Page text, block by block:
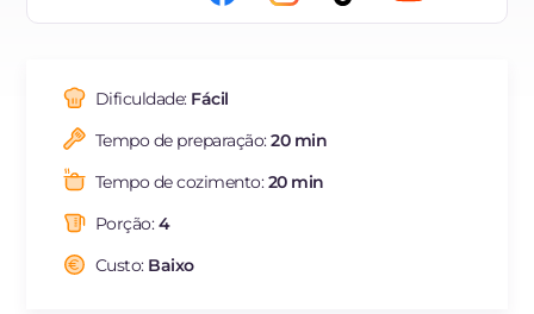
FR
DE
NL
Dificuldade: Fácil
Tempo de preparação:20 min
Tempo de cozimento:20 min
Porção:4
Custo: Baixo